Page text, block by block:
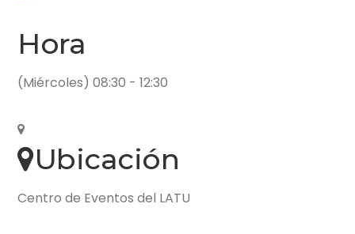
Hora
(Miércoles) 08:30 - 12:30
Ubicación
Centro de Eventos del LATU